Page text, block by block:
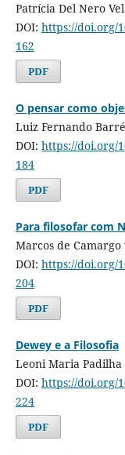
Patrícia Del Nero
DOI: https://doi.org/
162
PDF
O pensar como
Luiz Fernando
DOI: https://doi.org/
184
PDF
Para filosofar com
Marcos de
DOI: https://doi.org/
204
PDF
Dewey e a Filosofia
Leoni Maria
DOI: https://doi.org/
224
PDF